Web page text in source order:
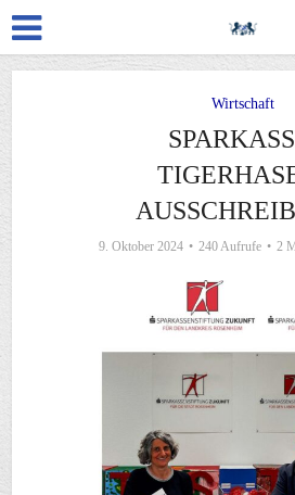
Wirtschaft
9. Oktober 2024 240 Aufrufe 2